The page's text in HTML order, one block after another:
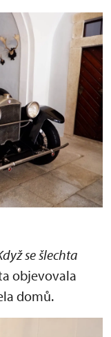
se šlechta
objevovala
domů.